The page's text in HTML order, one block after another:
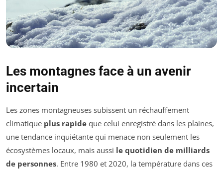
Les montagnes face à un avenir
incertain
Les zones montagneuses subissent un réchauffement
climatique plus rapide que celui enregistré dans les plaines,
une tendance inquiétante qui menace non seulement les
écosystèmes locaux, mais aussi le quotidien de milliards
de personnes. Entre 1980 et 2020, la température dans ces